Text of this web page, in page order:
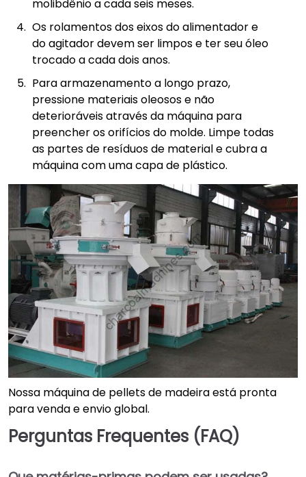
molibdênio a cada seis meses.
Os rolamentos dos eixos do alimentador e
do agitador devem ser limpos e ter seu óleo
trocado a cada dois anos.
Para armazenamento a longo prazo,
pressione materiais oleosos e não
deterioráveis através da máquina para
preencher os orifícios do molde. Limpe todas
as partes de resíduos de material e cubra a
máquina com uma capa de plástico.
Nossa máquina de pellets de madeira está pronta
para venda e envio global.
Perguntas Frequentes (FAQ)